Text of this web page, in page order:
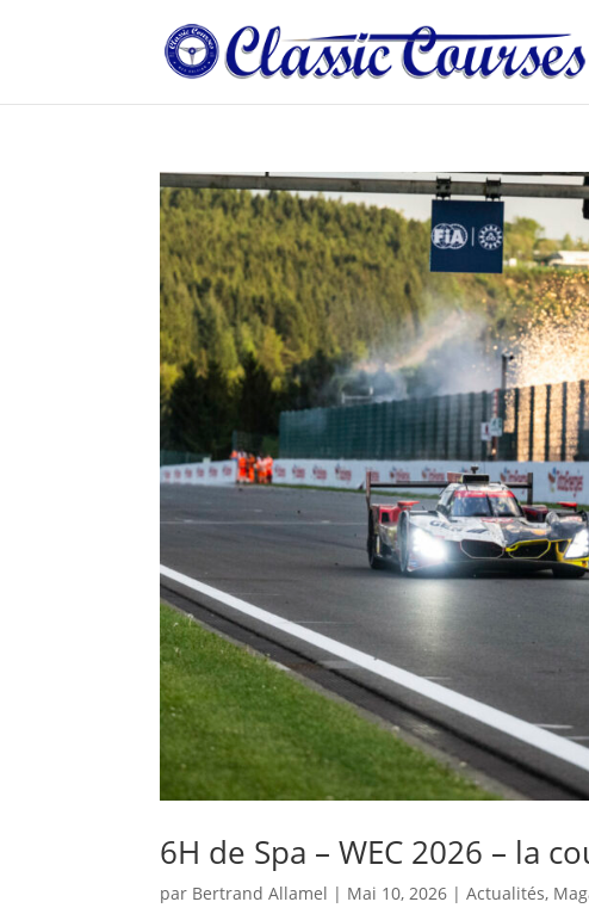
6H de Spa – WEC 2026 – la
par Bertrand Allamel | Mai 10, 2026 |Actualités,